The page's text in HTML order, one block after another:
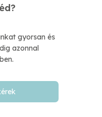
gyorsan és
azonnal